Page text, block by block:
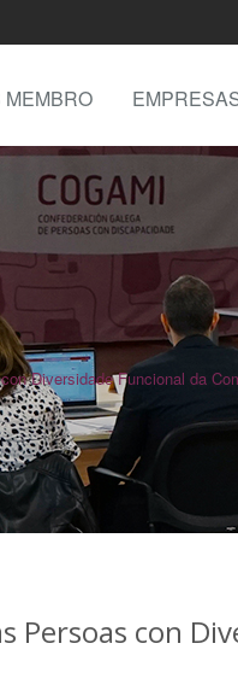
Diversidade Funcional da
Persoas con